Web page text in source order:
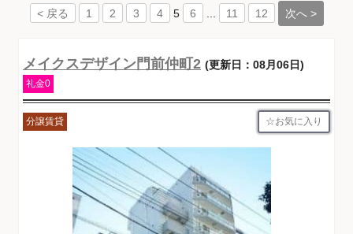
< 戻る 1 2 3 4 5 6 11 12 次へ >
メイクスデザイン門前仲町2 (更新日：08月06日)
礼金0
分譲賃貸 お気に入り